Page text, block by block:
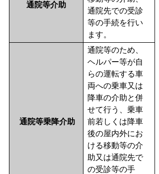
通院等介助
通院先での受診
等の手続を行い
ます。
通院等乗降介助
通院等のため、
ヘルパー等が自
らの運転する車
両への乗車又は
降車の介助と併
せて行う、乗車
前若しくは降車
後の屋内外にお
ける移動等の介
助又は通院先で
の受診等の手